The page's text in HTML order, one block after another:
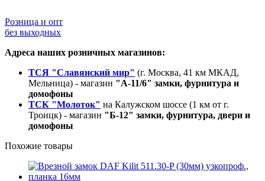
Розница и опт
без выходных
Адреса наших розничных магазинов:
ТСЯ "Славянский мир" (г. Москва, 41 км МКАД,
Мельница) - магазин "А-11/6" замки, фурнитура и
домофоны
ТСК "Молоток" на Калужском шоссе (1 км от г.
Троицк) - магазин "Б-12" замки, фурнитура, двери и
домофоны
Похожие товары